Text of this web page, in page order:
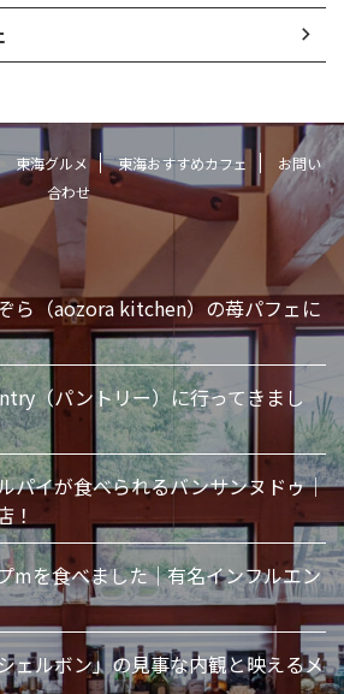
東海グルメ 東海おすすめカフェ
お問い
合わせ
ら（aozora kitchen）の苺パフェに
（パントリー）に行ってきまし
パイが食べられるバンサンヌドゥ｜
！
mを食べました｜有名インフルエン
ェルボン」の見事な内観と映えるメ